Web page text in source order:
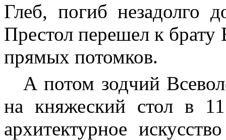
Глеб, погиб незадолго
Престол перешел к брату
прямых потомков.
А потом зодчий
на княжеский стол в
архитектурное